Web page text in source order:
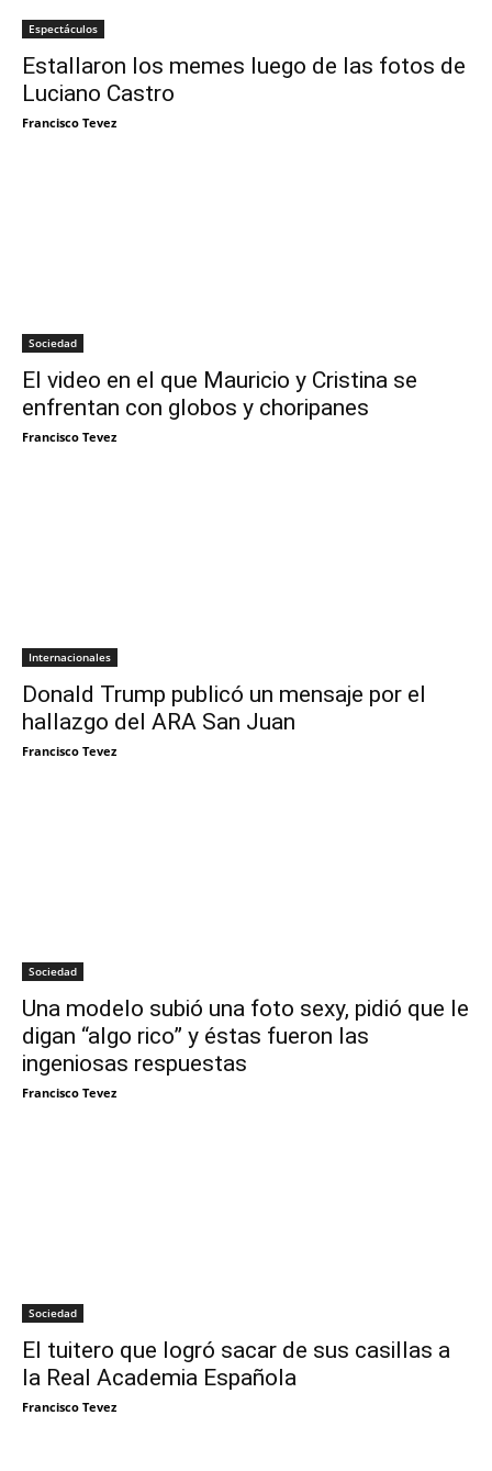
Espectáculos
Estallaron los memes luego de las fotos de
Luciano Castro
Francisco Tevez
Sociedad
El video en el que Mauricio y Cristina se
enfrentan con globos y choripanes
Francisco Tevez
Internacionales
Donald Trump publicó un mensaje por el
hallazgo del ARA San Juan
Francisco Tevez
Sociedad
Una modelo subió una foto sexy, pidió que le
digan “algo rico” y éstas fueron las
ingeniosas respuestas
Francisco Tevez
Sociedad
El tuitero que logró sacar de sus casillas a
la Real Academia Española
Francisco Tevez